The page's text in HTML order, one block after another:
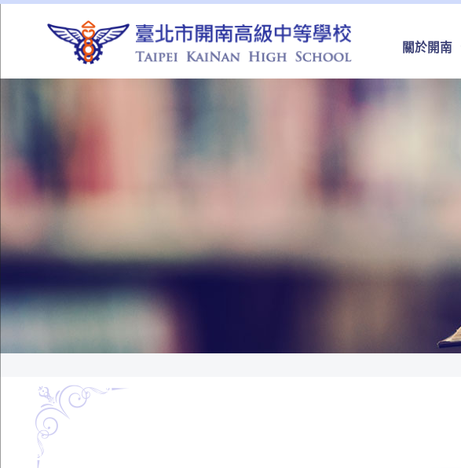
關於開南
QUICK LINKS